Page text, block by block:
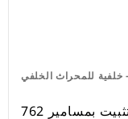
خلفية للمحراث الخلفي